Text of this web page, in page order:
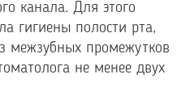
канала. Для этого
гигиены полости рта,
межзубных промежутков
не менее двух